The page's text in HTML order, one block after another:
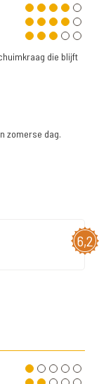
die blijft
zomerse dag.
6,2